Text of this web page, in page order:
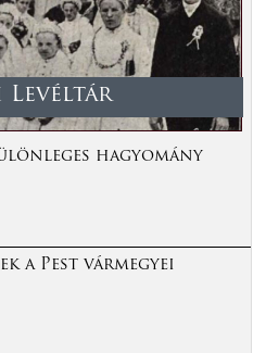
Levéltár
hagyomány
a Pest vármegyei